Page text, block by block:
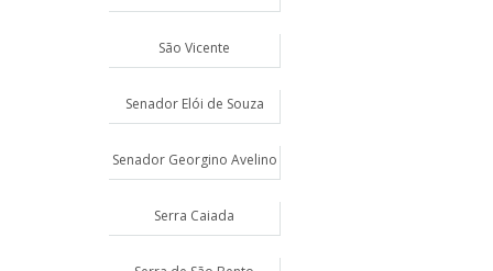
São Vicente
Senador Elói de Souza
Senador Georgino Avelino
Serra Caiada